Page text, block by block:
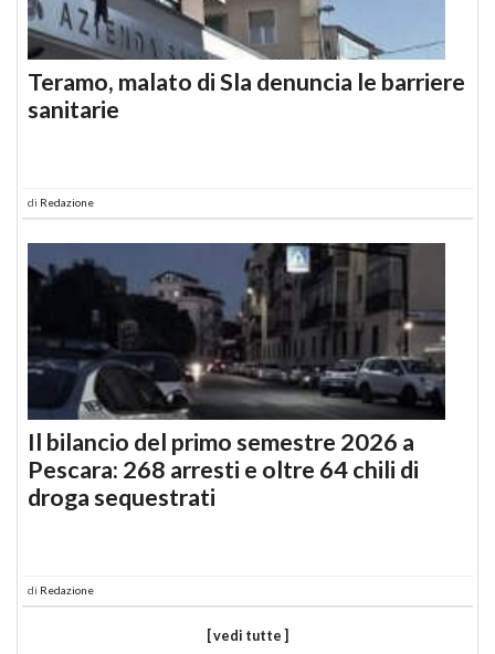
Teramo, malato di Sla denuncia le barriere
sanitarie
di Redazione
Il bilancio del primo semestre 2026 a
Pescara: 268 arresti e oltre 64 chili di
droga sequestrati
di Redazione
[ vedi tutte ]